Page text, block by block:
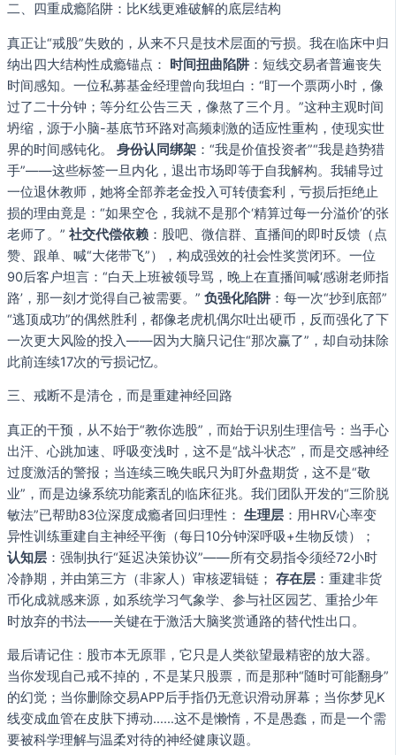
二、四重成瘾陷阱：比K线更难破解的底层结构
真正让“戒股”失败的，从来不只是技术层面的亏损。我在临床中归
纳出四大结构性成瘾锚点： 时间扭曲陷阱 ：短线交易者普遍丧失
时间感知。一位私募基金经理曾向我坦白：“盯一个票两小时，像
过了二十分钟；等分红公告三天，像熬了三个月。”这种主观时间
坍缩，源于小脑-基底节环路对高频刺激的适应性重构，使现实世
界的时间感钝化。 身份认同绑架 ：“我是价值投资者”“我是趋势猎
手”——这些标签一旦内化，退出市场即等于自我解构。我辅导过
一位退休教师，她将全部养老金投入可转债套利，亏损后拒绝止
损的理由竟是：“如果空仓，我就不是那个‘精算过每一分溢价’的张
老师了。” 社交代偿依赖 ：股吧、微信群、直播间的即时反馈（点
赞、跟单、喊“大佬带飞”），构成强效的社会性奖赏闭环。一位
90后客户坦言：“白天上班被领导骂，晚上在直播间喊‘感谢老师指
路’，那一刻才觉得自己被需要。” 负强化陷阱 ：每一次“抄到底部”
“逃顶成功”的偶然胜利，都像老虎机偶尔吐出硬币，反而强化了下
一次更大风险的投入——因为大脑只记住“那次赢了”，却自动抹除
此前连续17次的亏损记忆。
三、戒断不是清仓，而是重建神经回路
真正的干预，从不始于“教你选股”，而始于识别生理信号：当手心
出汗、心跳加速、呼吸变浅时，这不是“战斗状态”，而是交感神经
过度激活的警报；当连续三晚失眠只为盯外盘期货，这不是“敬
业”，而是边缘系统功能紊乱的临床征兆。我们团队开发的“三阶脱
敏法”已帮助83位深度成瘾者回归理性： 生理层 ：用HRV心率变
异性训练重建自主神经平衡（每日10分钟深呼吸+生物反馈）；
认知层 ：强制执行“延迟决策协议”——所有交易指令须经72小时
冷静期，并由第三方（非家人）审核逻辑链； 存在层 ：重建非货
币化成就感来源，如系统学习气象学、参与社区园艺、重拾少年
时放弃的书法——关键在于激活大脑奖赏通路的替代性出口。
最后请记住：股市本无原罪，它只是人类欲望最精密的放大器。
当你发现自己戒不掉的，不是某只股票，而是那种“随时可能翻身”
的幻觉；当你删除交易APP后手指仍无意识滑动屏幕；当你梦见K
线变成血管在皮肤下搏动……这不是懒惰，不是愚蠢，而是一个需
要被科学理解与温柔对待的神经健康议题。